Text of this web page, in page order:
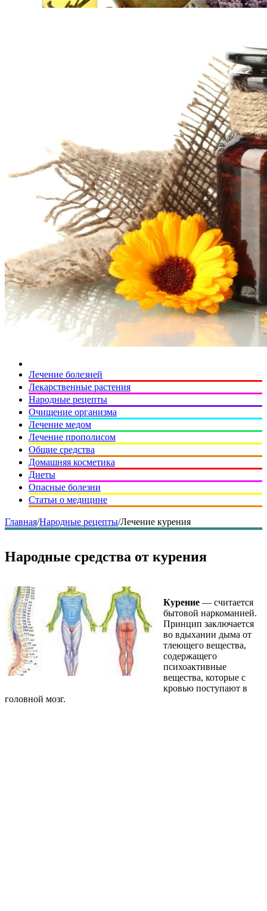
Лечение болезней
Лекарственные растения
Народные рецепты
Очищение организма
Лечение медом
Лечение прополисом
Общие средства
Домашняя косметика
Диеты
Опасные болезни
Статьи о медицине
Главная/Народные рецепты/Лечение курения
Народные средства от курения
Курение — считается
бытовой наркоманией.
Принцип заключается
во вдыхании дыма от
тлеющего вещества,
содержащего
психоактивные
вещества, которые с
кровью поступают в
головной мозг.